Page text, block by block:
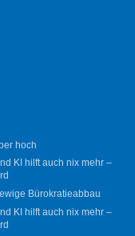
hoch
KI hilft auch nix mehr –
Bürokratieabbau
KI hilft auch nix mehr –